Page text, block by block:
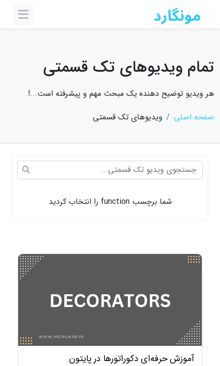
تمام ویدیوهای تک قسمتی
هر ویدیو توضیح دهنده یک مبحث مهم و پیشرفته است...!
صفحه اصلی
ویدیوهای تک قسمتی
شما برچسب function را انتخاب کردید
آموزش حرفه‌ای دکوراتورها در پایتون